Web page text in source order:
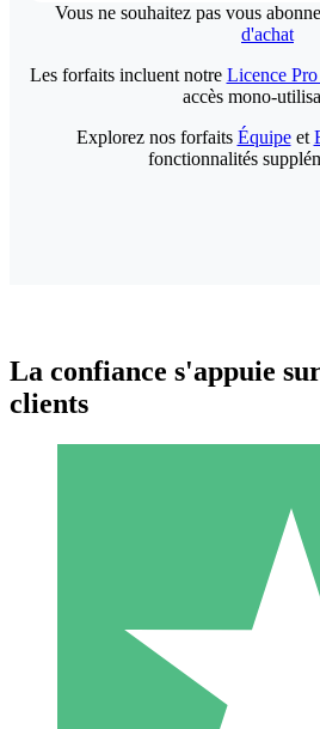
Vous ne souhaitez pas vous
d'achat
Packs de Crédits
Payez à l'utilisation avec des crédits
1 Téléchargement
Les forfaits incluent notre Licence
accès mono-
Explorez nos forfaits Équipeet
fonctionnalités
La confiance s'appuie
clients